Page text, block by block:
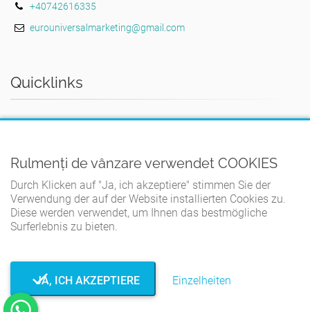
+40742616335
eurouniversalmarketing@gmail.com
Quicklinks
DATENSCHUTZ-BESTIMMUNGEN
COOKIE-RICHTLINIE
KONTAKT
© Rulmenți de vânzare 2026. Alle Rechte vorbehalten.
Rulmenți de vânzare verwendet COOKIES
Durch Klicken auf "Ja, ich akzeptiere" stimmen Sie der
Verwendung der auf der Website installierten Cookies zu.
Diese werden verwendet, um Ihnen das bestmögliche
Surferlebnis zu bieten.
JA, ICH AKZEPTIERE Einzelheiten